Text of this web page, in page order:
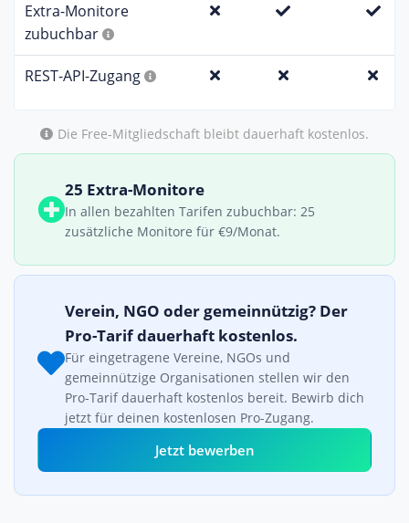
Extra-Monitore
zubuchbar
REST-API-Zugang
Die Free-Mitgliedschaft bleibt dauerhaft kostenlos.
25 Extra-Monitore
In allen bezahlten Tarifen zubuchbar: 25
zusätzliche Monitore für €9/Monat.
Verein, NGO oder gemeinnützig? Der
Pro-Tarif dauerhaft kostenlos.
Für eingetragene Vereine, NGOs und
gemeinnützige Organisationen stellen wir den
Pro-Tarif dauerhaft kostenlos bereit. Bewirb dich
jetzt für deinen kostenlosen Pro-Zugang.
Jetzt bewerben